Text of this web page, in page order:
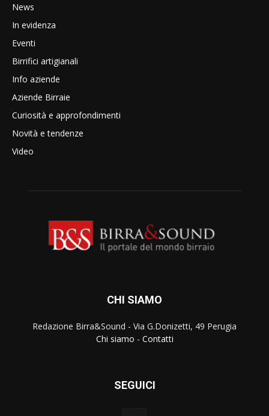
News
In evidenza
Eventi
Birrifici artigianali
Info aziende
Aziende Birraie
Curiosità e approfondimenti
Novità e tendenze
Video
CHI SIAMO
Redazione Birra&Sound - Via G.Donizetti, 49 Perugia
Chi siamo - Contatti
SEGUICI